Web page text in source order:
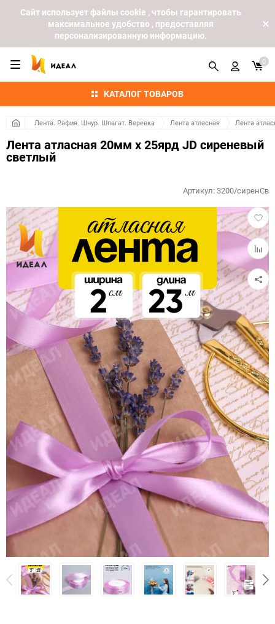
Cайт использует файлы cookie , чтобы гарантировать
максимальное удобство , предоставляя
персонализированную информацию.
КАТАЛОГ ТОВАРОВ
0
Лента. Рафия. Шнур. Шпагат. Веревка Лента атласная Лента
Лента атласная 20мм х 25ярд JD сиреневый
светлый
в
к
Артикул:3200/сиренСв